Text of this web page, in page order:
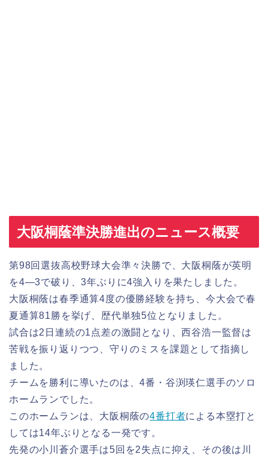
大阪桐蔭準決勝進出のニュース概要
第98回選抜高校野球大会準々決勝で、大阪桐蔭が英明
を4―3で破り、3年ぶりに4強入りを果たしました。
大阪桐蔭は春季通算4度の優勝経験を持ち、今大会で春
夏通算81勝を挙げ、歴代単独5位となりました。
試合は2日連続の1点差の激闘となり、西谷浩一監督は
苦戦を振り返りつつ、守りのミスを課題として指摘し
ました。
チームを勝利に導いたのは、4番・谷渕瑛仁選手のソロ
ホームランでした。
このホームランは、大阪桐蔭の4番打者による本塁打と
しては14年ぶりとなる一発です。
先発の小川蒼介選手は5回を2失点に抑え、その後は川